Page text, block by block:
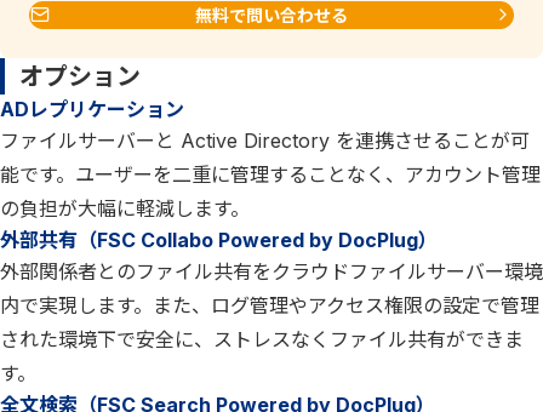
無料で問い合わせる
オプション
ADレプリケーション
ファイルサーバーと Active Directory を連携させることが可
能です。ユーザーを二重に管理することなく、アカウント管理
の負担が大幅に軽減します。
外部共有（FSC Collabo Powered by DocPlug）
外部関係者とのファイル共有をクラウドファイルサーバー環境
内で実現します。また、ログ管理やアクセス権限の設定で管理
された環境下で安全に、ストレスなくファイル共有ができま
す。
全文検索（FSC Search Powered by DocPlug）